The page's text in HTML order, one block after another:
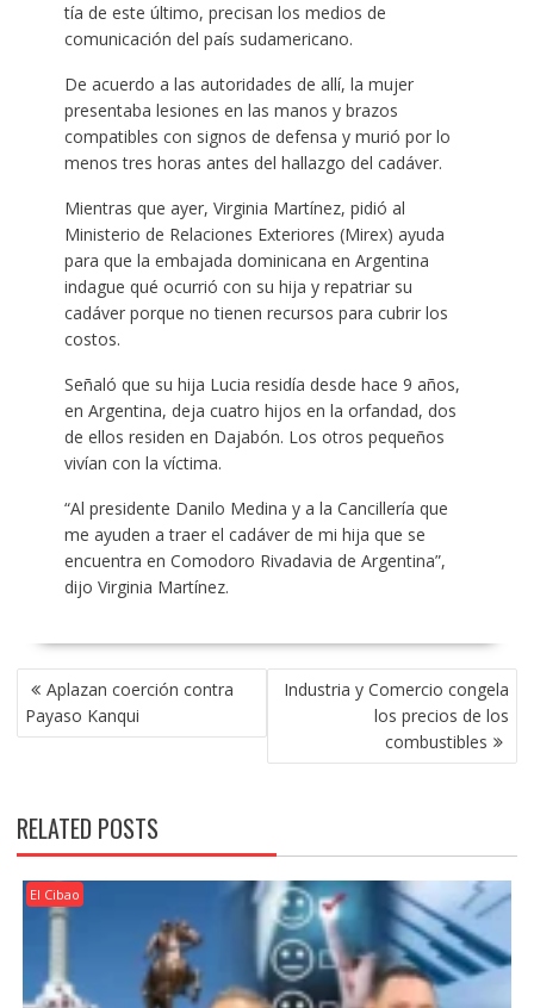
tía de este último, precisan los medios de
comunicación del país sudamericano.
De acuerdo a las autoridades de allí, la mujer
presentaba lesiones en las manos y brazos
compatibles con signos de defensa y murió por lo
menos tres horas antes del hallazgo del cadáver.
Mientras que ayer, Virginia Martínez, pidió al
Ministerio de Relaciones Exteriores (Mirex) ayuda
para que la embajada dominicana en Argentina
indague qué ocurrió con su hija y repatriar su
cadáver porque no tienen recursos para cubrir los
costos.
Señaló que su hija Lucia residía desde hace 9 años,
en Argentina, deja cuatro hijos en la orfandad, dos
de ellos residen en Dajabón. Los otros pequeños
vivían con la víctima.
“Al presidente Danilo Medina y a la Cancillería que
me ayuden a traer el cadáver de mi hija que se
encuentra en Comodoro Rivadavia de Argentina”,
dijo Virginia Martínez.
POST
NAVIGATION
Aplazan coerción contra
Payaso Kanqui
Industria y Comercio congela
los precios de los
combustibles
RELATED POSTS
El Cibao